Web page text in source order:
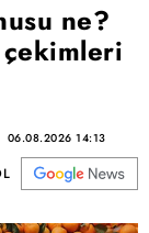
ne?
06.08.2026 14:13